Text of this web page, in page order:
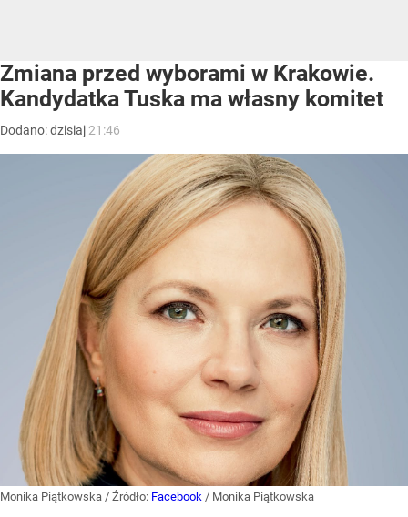
Zmiana przed wyborami w Krakowie.
Kandydatka Tuska ma własny komitet
Dodano:dzisiaj 21:46
Monika Piątkowska / Źródło: Facebook / Monika Piątkowska